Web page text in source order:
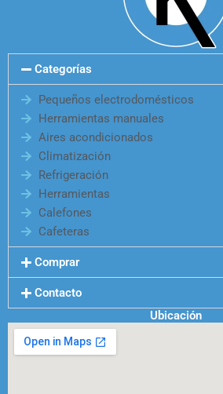
Categorías
Pequeños electrodomésticos
Herramientas manuales
Aires acondicionados
Climatización
Refrigeración
Herramientas
Calefones
Cafeteras
Comprar
Contacto
Ubicación